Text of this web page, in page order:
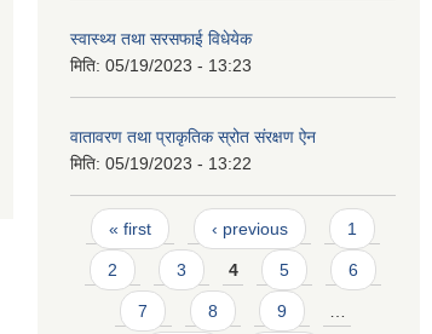
स्वास्थ्य तथा सरसफाई विधेयेक
मिति: 05/19/2023 - 13:23
वातावरण तथा प्राकृतिक स्रोत संरक्षण ऐन
मिति: 05/19/2023 - 13:22
Pages
« first ‹ previous 1
2 3 4 5 6
7 8 9 …